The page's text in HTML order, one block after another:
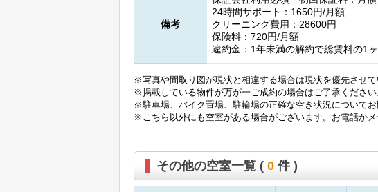
備考
24時間サポート：1650円/月額
クリーニング費用：28600円
保険料：720円/月額
違約金：1年未満の解約で総賃料の1
※写真や間取り図が現状と相違する場合は現状を優先させて
※掲載している物件が万が一ご成約の場合はご了承ください
※駐車場、バイク置場、駐輪場の正確な空き状況についてお
※こちら以外にも空室がある場合がございます。お電話かメ
その他の空室一覧 ( 0 件 )